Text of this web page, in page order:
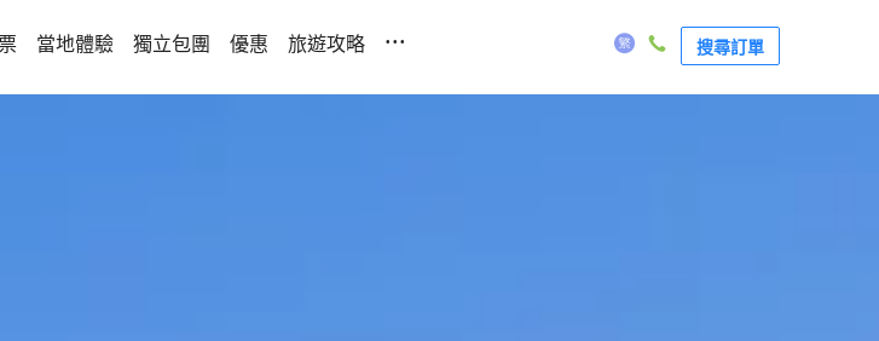
當地體驗 獨立包團 優惠 旅遊攻略 ... 搜尋訂單